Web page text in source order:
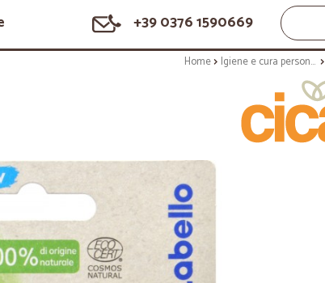
+39 0376 1590669
Home Igiene e cura personale